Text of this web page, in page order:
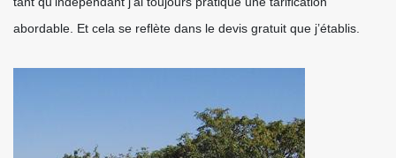
abordable. Et cela se reflète dans le devis gratuit que j’établis.